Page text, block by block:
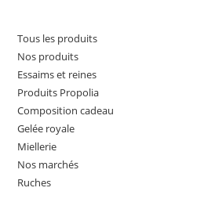
Tous les produits
Nos produits
Essaims et reines
Produits Propolia
Composition cadeau
Gelée royale
Miellerie
Nos marchés
Ruches